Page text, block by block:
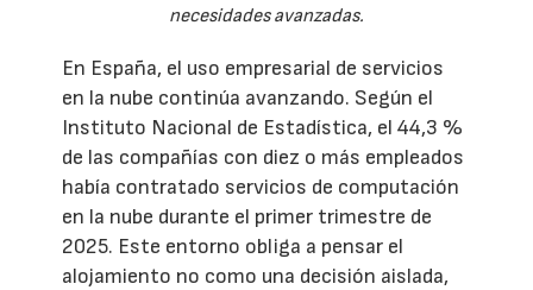
necesidades avanzadas.
En España, el uso empresarial de servicios
en la nube continúa avanzando. Según el
Instituto Nacional de Estadística, el 44,3 %
de las compañías con diez o más empleados
había contratado servicios de computación
en la nube durante el primer trimestre de
2025. Este entorno obliga a pensar el
alojamiento no como una decisión aislada,